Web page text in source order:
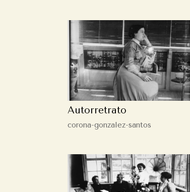
Autorretrato
corona-gonzalez-santos